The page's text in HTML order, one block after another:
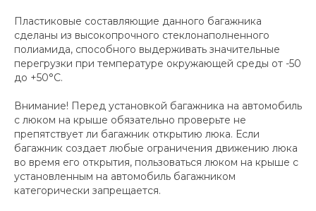
Пластиковые составляющие данного багажника
сделаны из высокопрочного стеклонаполненного
полиамида, способного выдерживать значительные
перегрузки при температуре окружающей среды от -50
до +50°C.
Внимание! Перед установкой багажника на автомобиль
с люком на крыше обязательно проверьте не
препятствует ли багажник открытию люка. Если
багажник создает любые ограничения движению люка
во время его открытия, пользоваться люком на крыше с
установленным на автомобиль багажником
категорически запрещается.